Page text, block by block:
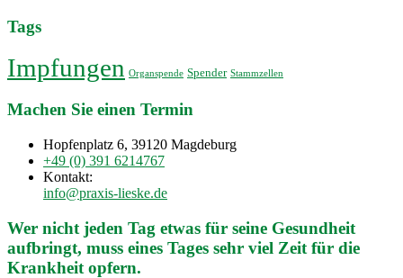
Tags
Impfungen Organspende Spender Stammzellen
Machen Sie einen Termin
Hopfenplatz 6, 39120 Magdeburg
+49 (0) 391 6214767
Kontakt:
info@praxis-lieske.de
Wer nicht jeden Tag etwas für seine Gesundheit
aufbringt, muss eines Tages sehr viel Zeit für die
Krankheit opfern.